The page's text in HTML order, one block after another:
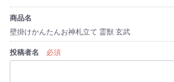
商品名
壁掛けかんたんお神札立て 霊獣 玄武
投稿者名 必須